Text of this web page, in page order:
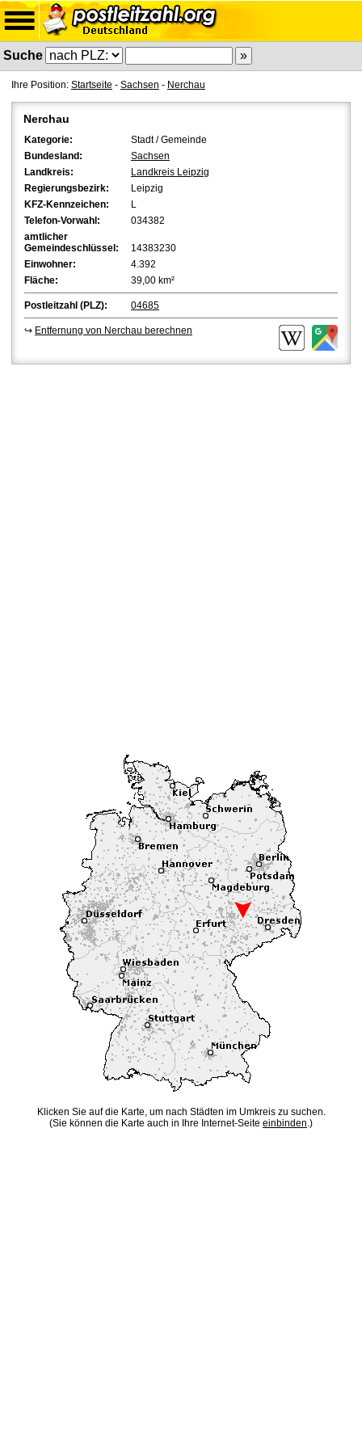
Suche
Ihre Position: Startseite - Sachsen - Nerchau
Nerchau
Kategorie:
Stadt / Gemeinde
Bundesland:
Sachsen
Landkreis:
Landkreis Leipzig
Regierungsbezirk:
Leipzig
KFZ-Kennzeichen:
L
Telefon-Vorwahl:
034382
amtlicher
Gemeindeschlüssel:
14383230
Einwohner:
4.392
Fläche:
39,00 km²
Postleitzahl (PLZ): 04685
↪ Entfernung von Nerchau berechnen
Klicken Sie auf die Karte, um nach Städten im Umkreis zu suchen.
(Sie können die Karte auch in Ihre Internet-Seite einbinden.)